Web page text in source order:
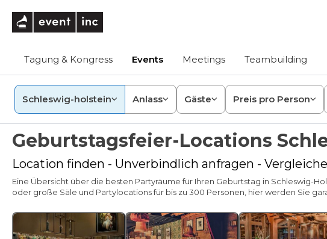
Tagung & Kongress Events Meetings Teambuilding
Schleswig-holstein Anlass Gäste Preis pro Person
Geburtstagsfeier-Locations
Location finden - Unverbindlich anfragen -
Eine Übersicht über die besten Partyräume für Ihren Geburtstag in Schleswig-
oder große Säle und Partylocations für bis zu 300 Personen, hier werden Sie